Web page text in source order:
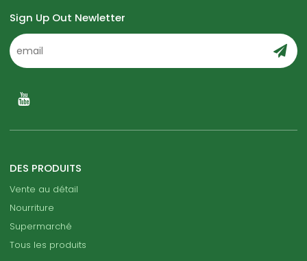
Sign Up Out Newletter
DES PRODUITS
Vente au détail
Nourriture
Supermarché
Tous les produits